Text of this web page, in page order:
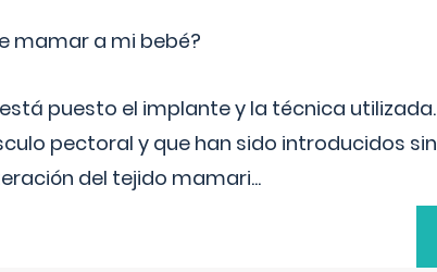
mamar a mi bebé?
puesto el implante y la técnica utilizada.
pectoral y que han sido introducidos sin
del tejido mamari...